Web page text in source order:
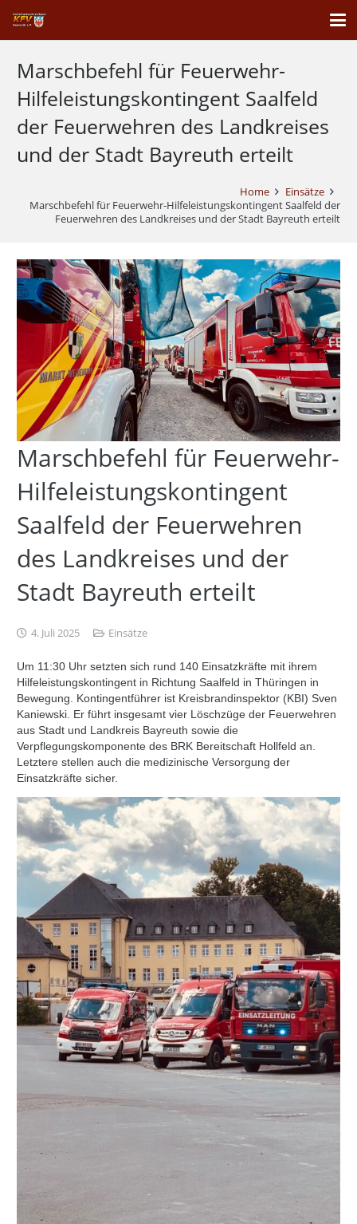
Marschbefehl für Feuerwehr-
Hilfeleistungskontingent Saalfeld
der Feuerwehren des Landkreises
und der Stadt Bayreuth erteilt
Home
Einsätze
Marschbefehl für Feuerwehr-Hilfeleistungskontingent Saalfeld der
Feuerwehren des Landkreises und der Stadt Bayreuth erteilt
Marschbefehl für Feuerwehr-
Hilfeleistungskontingent
Saalfeld der Feuerwehren
des Landkreises und der
Stadt Bayreuth erteilt
4. Juli 2025 Einsätze
Um 11:30 Uhr setzten sich rund 140 Einsatzkräfte mit ihrem
Hilfeleistungskontingent in Richtung Saalfeld in Thüringen in
Bewegung. Kontingentführer ist Kreisbrandinspektor (KBI) Sven
Kaniewski. Er führt insgesamt vier Löschzüge der Feuerwehren
aus Stadt und Landkreis Bayreuth sowie die
Verpflegungskomponente des BRK Bereitschaft Hollfeld an.
Letztere stellen auch die medizinische Versorgung der
Einsatzkräfte sicher.